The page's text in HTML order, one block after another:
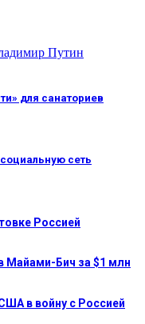
Путин
для санаториев
сеть
Россией
Майами-Бич за $1 млн
в войну с Россией